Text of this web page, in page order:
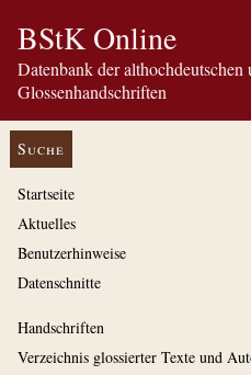
BStK Online
Datenbank der althochdeutschen
Glossenhandschriften
Suche
Startseite
Aktuelles
Benutzerhinweise
Datenschnitte
Handschriften
Verzeichnis glossierter Texte und